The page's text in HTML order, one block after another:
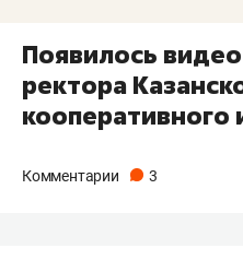
Появилось
ректора
кооперативного
Комментарии 3